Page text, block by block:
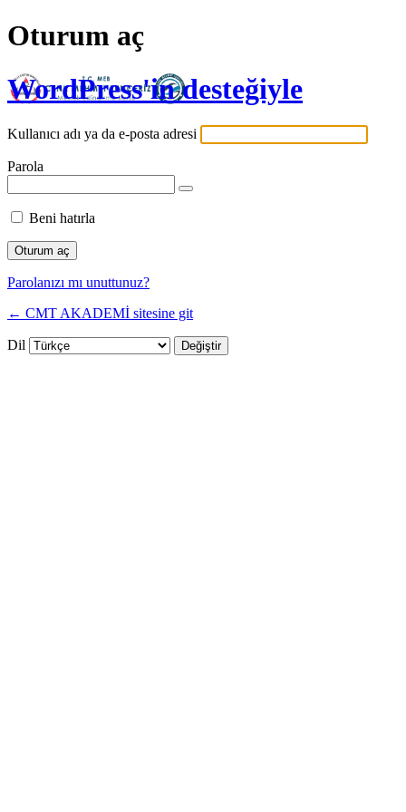
Oturum aç
WordPress'in desteğiyle
Kullanıcı adı ya da e-posta adresi
Parola
Beni hatırla
Parolanızı mı unuttunuz?
← CMT AKADEMİ sitesine git
Dil